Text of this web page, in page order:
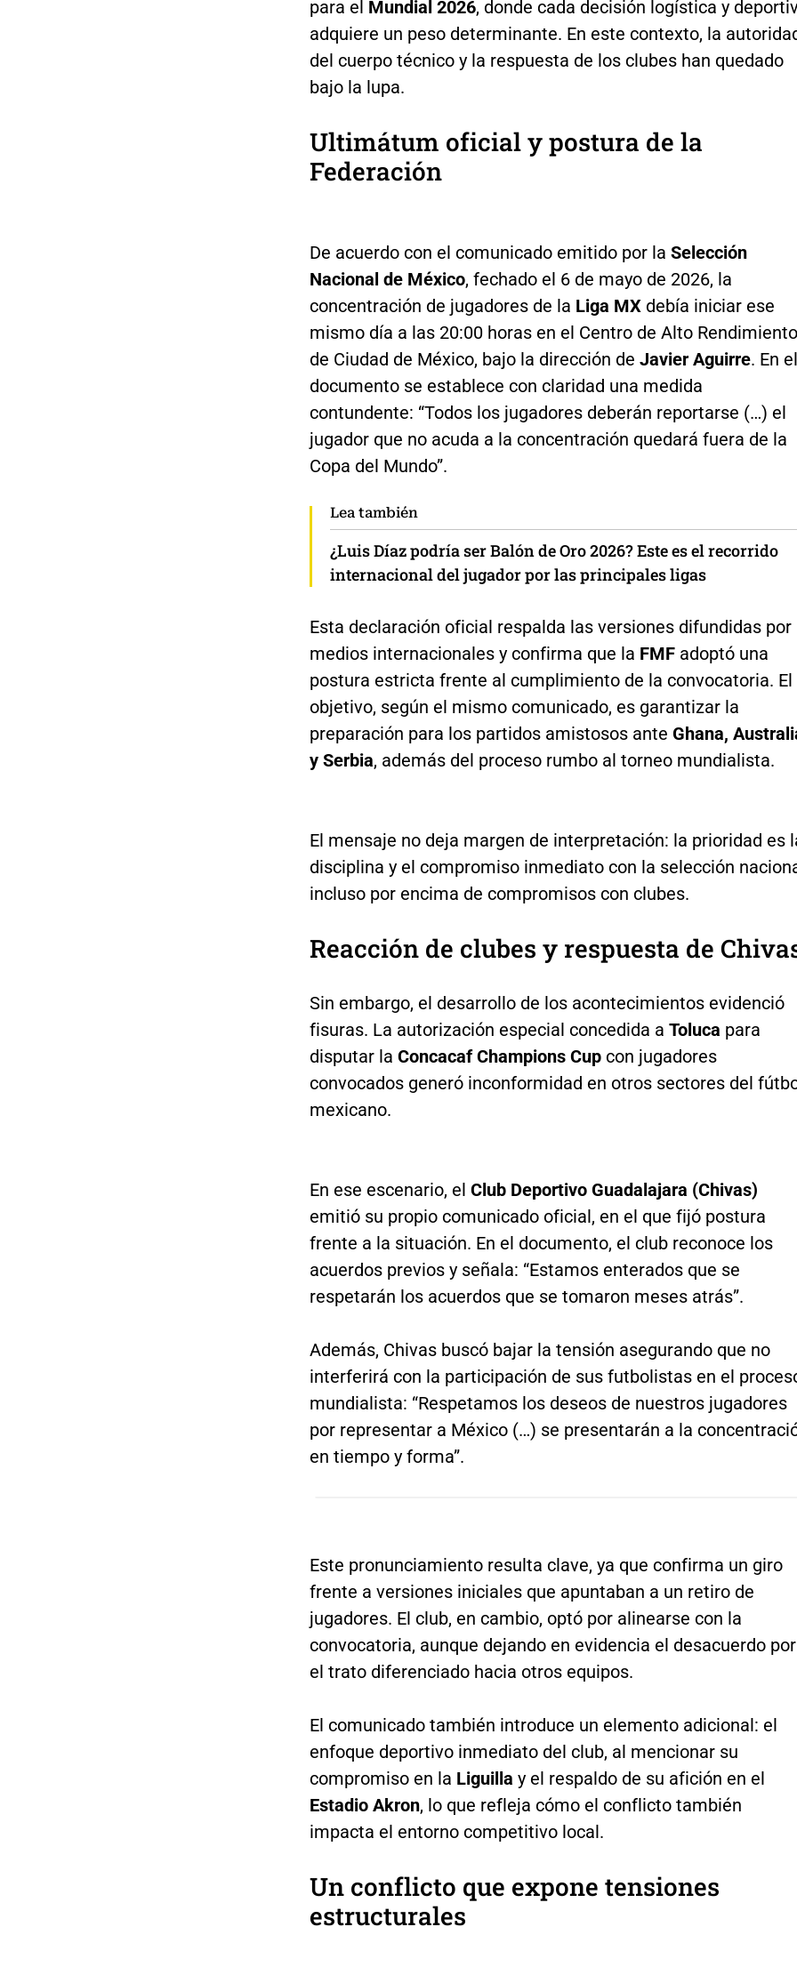
para el Mundial 2026, donde cada decisión logística y
adquiere un peso determinante. En este contexto, la
del cuerpo técnico y la respuesta de los clubes han quedado
bajo la lupa.
Ultimátum oficial y postura de la
Federación
De acuerdo con el comunicado emitido por la Selección
Nacional de México, fechado el 6 de mayo de 2026, la
concentración de jugadores de la Liga MXdebía iniciar ese
mismo día a las 20:00 horas en el Centro de Alto Rendimiento
de Ciudad de México, bajo la dirección de Javier Aguirre. En el
documento se establece con claridad una medida
contundente: “Todos los jugadores deberán reportarse (…) el
jugador que no acuda a la concentración quedará fuera de la
Copa del Mundo”.
Lea también
¿Luis Díaz podría ser Balón de Oro 2026? Este es el recorrido
internacional del jugador por las principales ligas
Esta declaración oficial respalda las versiones difundidas por
medios internacionales y confirma que la FMFadoptó una
postura estricta frente al cumplimiento de la convocatoria. El
objetivo, según el mismo comunicado, es garantizar la
preparación para los partidos amistosos ante Ghana,
y Serbia, además del proceso rumbo al torneo mundialista.
El mensaje no deja margen de interpretación: la prioridad es
disciplina y el compromiso inmediato con la selección
incluso por encima de compromisos con clubes.
Reacción de clubes y respuesta de
Sin embargo, el desarrollo de los acontecimientos evidenció
fisuras. La autorización especial concedida a Toluca para
disputar la Concacaf Champions Cupcon jugadores
convocados generó inconformidad en otros sectores del
mexicano.
En ese escenario, el Club Deportivo Guadalajara (Chivas)
emitió su propio comunicado oficial, en el que fijó postura
frente a la situación. En el documento, el club reconoce los
acuerdos previos y señala: “Estamos enterados que se
respetarán los acuerdos que se tomaron meses atrás”.
Además, Chivas buscó bajar la tensión asegurando que no
interferirá con la participación de sus futbolistas en el
mundialista: “Respetamos los deseos de nuestros jugadores
por representar a México (…) se presentarán a la
en tiempo y forma”.
Este pronunciamiento resulta clave, ya que confirma un giro
frente a versiones iniciales que apuntaban a un retiro de
jugadores. El club, en cambio, optó por alinearse con la
convocatoria, aunque dejando en evidencia el desacuerdo por
el trato diferenciado hacia otros equipos.
El comunicado también introduce un elemento adicional: el
enfoque deportivo inmediato del club, al mencionar su
compromiso en la Liguilla y el respaldo de su afición en el
Estadio Akron, lo que refleja cómo el conflicto también
impacta el entorno competitivo local.
Un conflicto que expone tensiones
estructurales